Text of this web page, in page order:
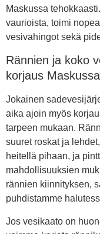
Maskussa
vaurioista, toimi
vesivahingot sekä
Rännien ja koko
korjaus
Jokainen
aika ajoin myös
tarpeen mukaan.
suuret roskat ja
heitellä pihaan, ja
mahdollisuuksien
rännien kiinnityksen,
puhdistamme
Jos vesikaato on